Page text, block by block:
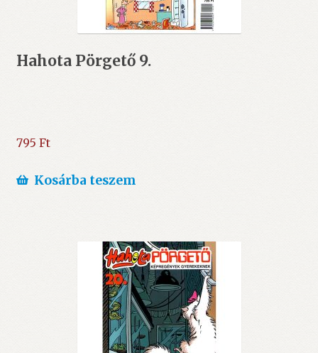
Hahota Pörgető 9.
795 Ft
Kosárba teszem